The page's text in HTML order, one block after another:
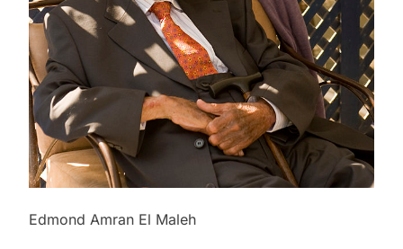
Edmond Amran El Maleh